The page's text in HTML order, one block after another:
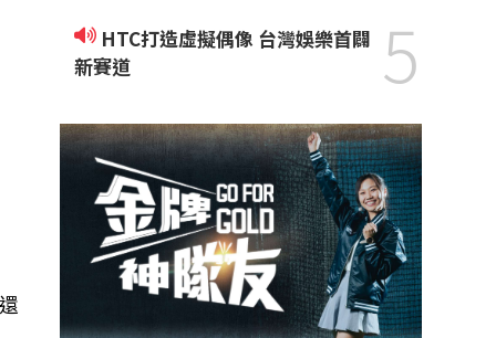
新賽道
5